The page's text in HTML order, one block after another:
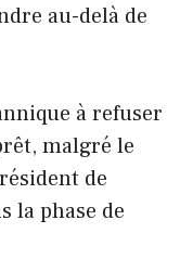
au-delà de
à refuser
malgré le
de
la phase de